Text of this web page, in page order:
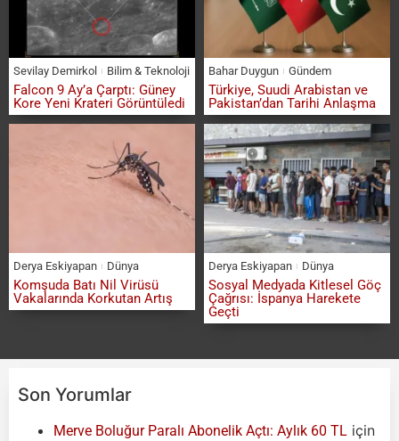
Sevilay Demirkol Bilim & Teknoloji
Falcon 9 Ay’a Çarptı: Güney
Kore Yeni Krateri Görüntüledi
Bahar Duygun Gündem
Türkiye, Suudi Arabistan ve
Pakistan’dan Tarihi Anlaşma
Derya Eskiyapan Dünya
Komşuda Batı Nil Virüsü
Vakalarında Korkutan Artış
Derya Eskiyapan Dünya
Sosyal Medyada Kitlesel Göç
Çağrısı: İspanya Harekete
Geçti
Son Yorumlar
Merve Boluğur Paralı Abonelik Açtı: Aylık 60 TL için